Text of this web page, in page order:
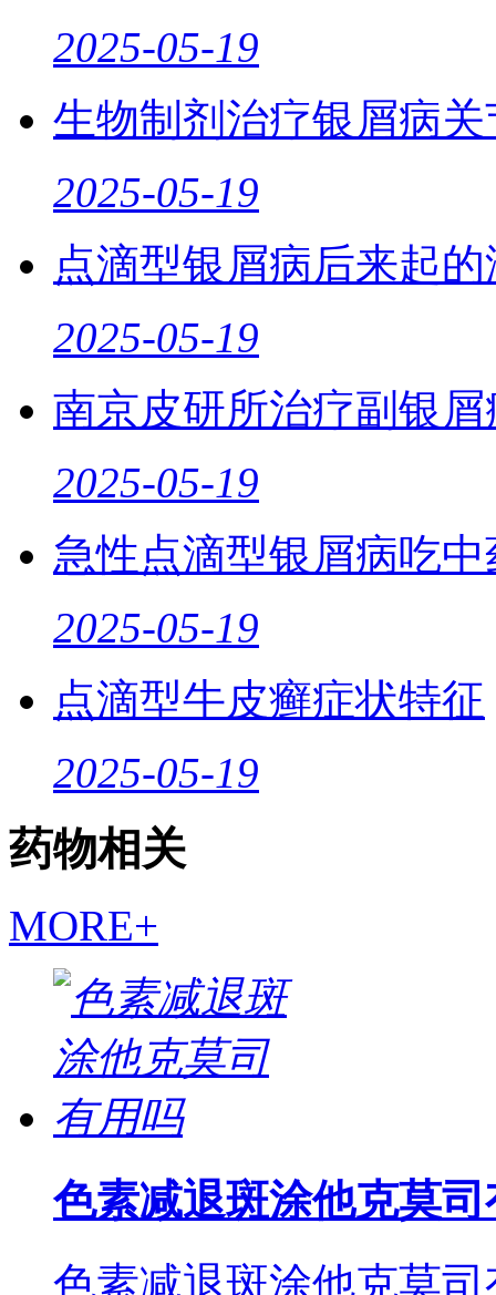
2025-05-19
生物制剂治疗银屑病
2025-05-19
点滴型银屑病后来起
2025-05-19
南京皮研所治疗副银
2025-05-19
急性点滴型银屑病吃中
2025-05-19
点滴型牛皮癣症状特征
2025-05-19
药物相关
MORE+
色素减退斑涂他克莫
色素减退斑涂他克莫